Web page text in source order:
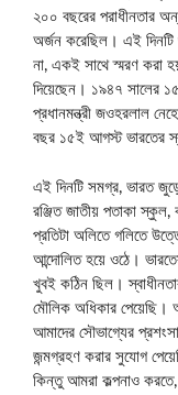
২০০ বছরের পরাধীনতার
অর্জন করেছিল। এই দিনটি
না, একই সাথে স্মরণ করা
দিয়েছেন। ১৯৪৭ সালের
প্রধানমন্ত্রী জওহরলাল
বছর ১৫ই আগস্ট ভারতের
এই দিনটি সমগ্র, ভারত
রঞ্জিত জাতীয় পতাকা স্কুল,
প্রতিটা অলিতে গলিতে
আন্দোলিত হয়ে ওঠে।
খুবই কঠিন ছিল।
মৌলিক অধিকার পেয়েছি।
আমাদের সৌভাগ্যের
জন্মগ্রহণ করার সুযোগ
কিন্তু আমরা কল্পনাও করতে,